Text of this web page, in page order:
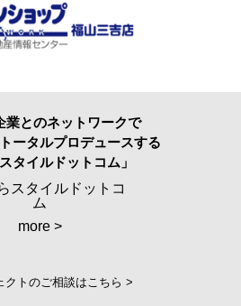
業とのネットワークで
ータルプロデュースする
タイルドットコム」
more >
クトのご相談はこちら >